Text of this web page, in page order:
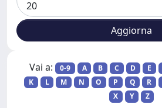
Vai a: 0-9 A B C D E
K
L M N O P Q R
X
Y Z